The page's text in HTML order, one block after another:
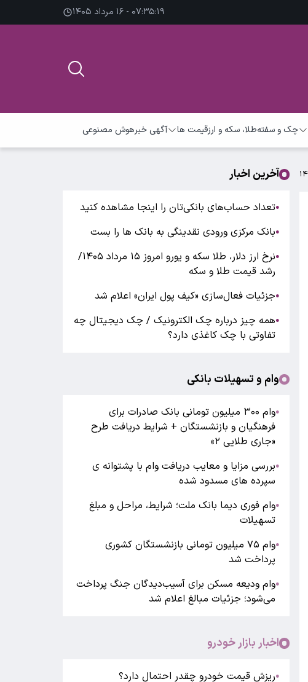
۰۷:۳۵:۱۹ - ۱۶ مرداد ۱۴۰۵
چک و سفتهطلا، سکه و ارزقیمت ها آگهی خبرهوش مصنوعی
آخرین اخبار
●تعداد حساب‌های بانکی‌تان را اینجا مشاهده کنید
●بانک مرکزی ورودی نقدینگی به بانک ها را بست
●
نرخ ارز دلار، طلا سکه و یورو امروز ۱۵ مرداد ۱۴۰۵/
رشد قیمت طلا و سکه
●جزئیات فعال‌سازی «کیف پول ایران» اعلام شد
●همه چیز درباره چک الکترونیک / چک دیجیتال چه
تفاوتی با چک کاغذی دارد؟
وام و تسهیلات بانکی
●
وام ۳۰۰ میلیون تومانی بانک صادرات برای
فرهنگیان و بازنشستگان + شرایط دریافت طرح
«جاری طلایی ۲»
●بررسی مزایا و معایب دریافت وام با پشتوانه ی
سپرده های مسدود شده
●وام فوری دیما بانک ملت؛ شرایط، مراحل و مبلغ
تسهیلات
●
وام ۷۵ میلیون تومانی بازنشستگان کشوری
پرداخت شد
●وام ودیعه مسکن برای آسیب‌دیدگان جنگ پرداخت
می‌شود؛ جزئیات مبالغ اعلام شد
اخبار بازار خودرو
●ریزش قیمت خودرو چقدر احتمال دارد؟